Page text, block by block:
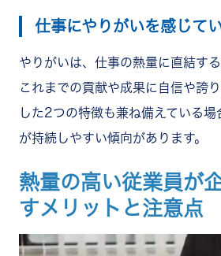
仕事にやりがいを感じて
やりがいは、仕事の熱量に直結する
これまでの貢献や成果に自信や誇
した2つの特徴も兼ね備えている場
が持続しやすい傾向があります。
熱量の高い従業員が
すメリットと注意点